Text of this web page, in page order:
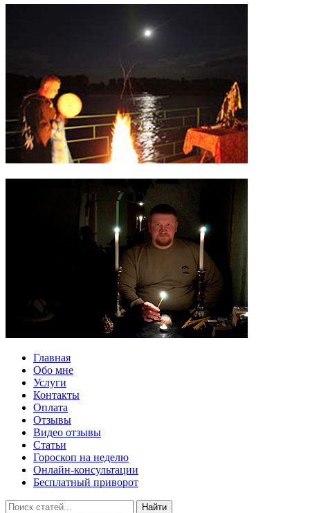
Главная
Обо мне
Услуги
Контакты
Оплата
Отзывы
Видео отзывы
Статьи
Гороскоп на неделю
Онлайн-консультации
Бесплатный приворот
Найти